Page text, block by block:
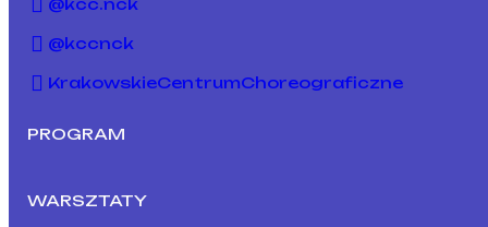
PROGRAM
WARSZTATY
@kcc.nck
@kccnck
KrakowskieCentrumChoreograficzne